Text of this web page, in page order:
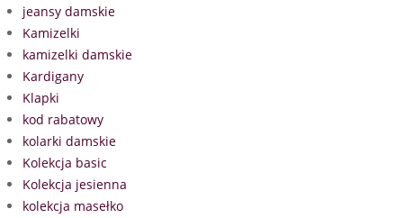
jeansy damskie
Kamizelki
kamizelki damskie
Kardigany
Klapki
kod rabatowy
kolarki damskie
Kolekcja basic
Kolekcja jesienna
kolekcja masełko